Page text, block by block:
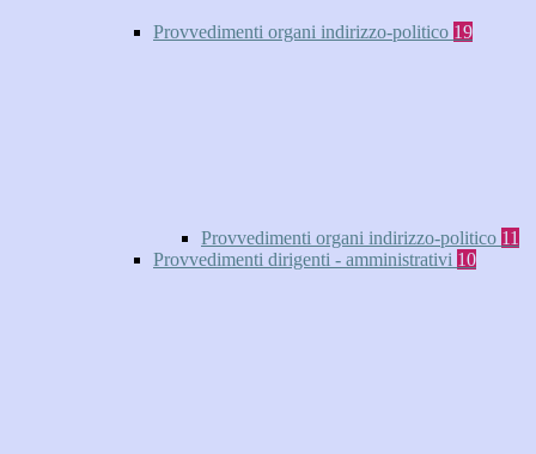
Provvedimenti organi indirizzo-politico 19
Provvedimenti organi indirizzo-politico 11
Provvedimenti dirigenti - amministrativi 10